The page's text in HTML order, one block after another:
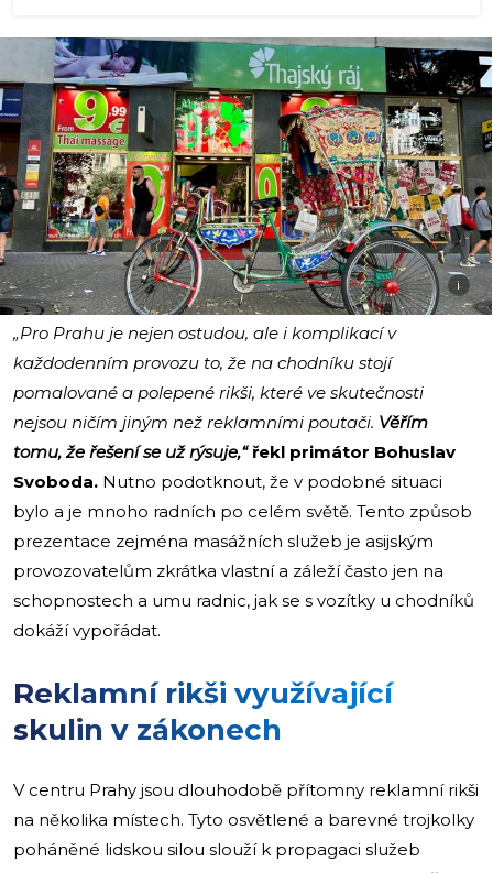
i
„Pro Prahu je nejen ostudou, ale i komplikací v
každodenním provozu to, že na chodníku stojí
pomalované a polepené rikši, které ve skutečnosti
nejsou ničím jiným než reklamními poutači. Věřím
tomu, že řešení se už rýsuje,“řekl primátor Bohuslav
Svoboda. Nutno podotknout, že v podobné situaci
bylo a je mnoho radních po celém světě. Tento způsob
prezentace zejména masážních služeb je asijským
provozovatelům zkrátka vlastní a záleží často jen na
schopnostech a umu radnic, jak se s vozítky u chodníků
dokáží vypořádat.
Reklamní rikši využívající
skulin v zákonech
V centru Prahy jsou dlouhodobě přítomny reklamní rikši
na několika místech. Tyto osvětlené a barevné trojkolky
poháněné lidskou silou slouží k propagaci služeb